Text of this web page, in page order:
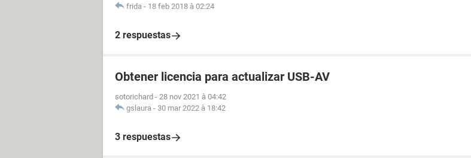
frida - 18 feb 2018 à 02:24
2 respuestas
Obtener licencia para actualizar USB-AV
sotorichard - 28 nov 2021 à 04:42
gslaura - 30 mar 2022 à 18:42
3 respuestas